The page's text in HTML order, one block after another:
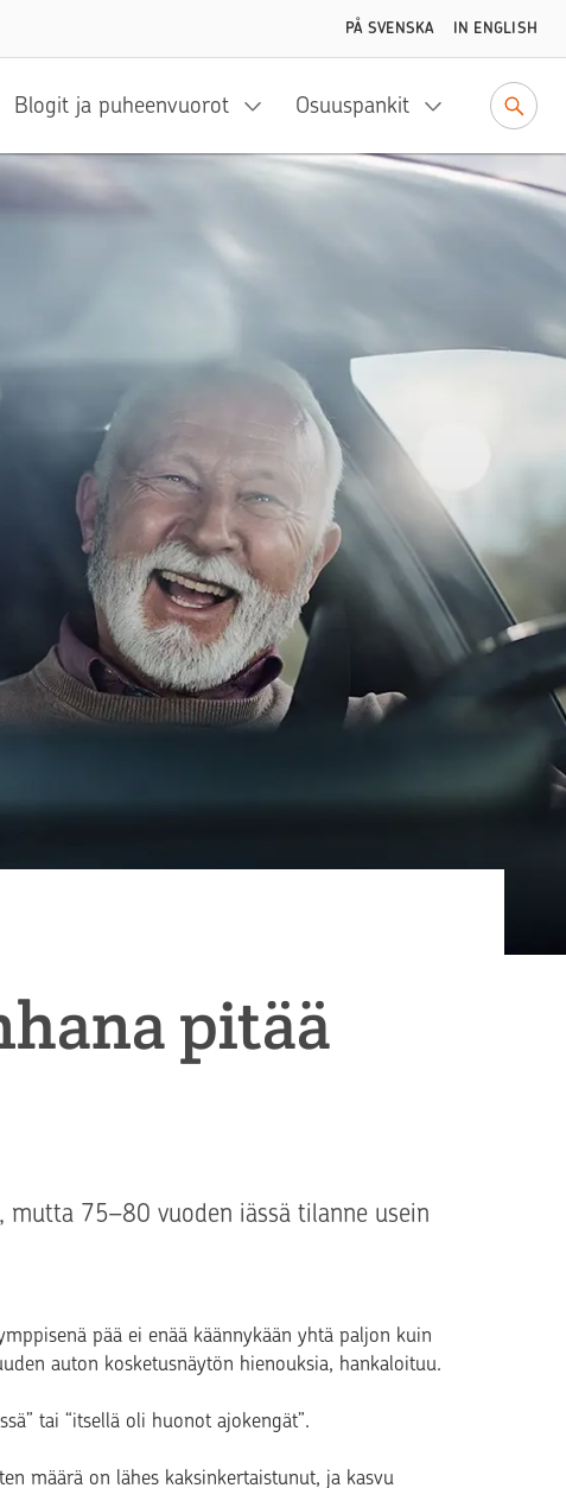
PÅ SVENSKA IN ENGLISH
Blogit ja puheenvuorot Osuuspankit
pitää
mutta 75–80 vuoden iässä tilanne usein
pää ei enää käännykään yhtä paljon kuin
auton kosketusnäytön hienouksia, hankaloituu.
tai “itsellä oli huonot ajokengät”.
määrä on lähes kaksinkertaistunut, ja kasvu